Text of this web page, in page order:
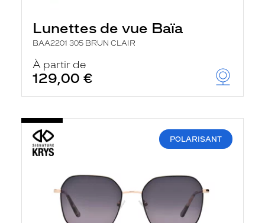
Lunettes de vue Baïa
BAA2201 305 BRUN CLAIR
À partir de
129,00 €
POLARISANT